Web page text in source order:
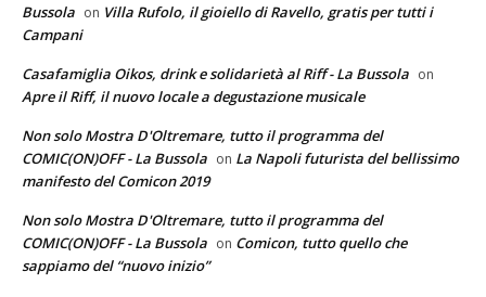
Bussola on Villa Rufolo, il gioiello di Ravello, gratis per tutti i
Campani
Casafamiglia Oikos, drink e solidarietà al Riff - La Bussola on
Apre il Riff, il nuovo locale a degustazione musicale
Non solo Mostra D'Oltremare, tutto il programma del
COMIC(ON)OFF - La Bussola on La Napoli futurista del bellissimo
manifesto del Comicon 2019
Non solo Mostra D'Oltremare, tutto il programma del
COMIC(ON)OFF - La Bussola on Comicon, tutto quello che
sappiamo del “nuovo inizio”